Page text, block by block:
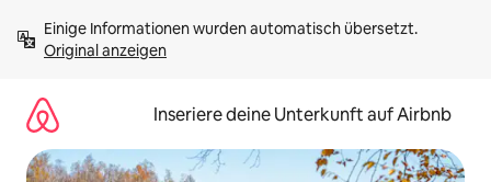
Inhalten
springenOriginal anzeigen
Inseriere deine Unterkunft auf Airbnb